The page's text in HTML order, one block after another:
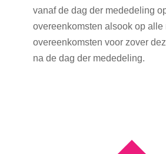
vanaf de dag der mededeling
overeenkomsten alsook op
overeenkomsten voor zover
na de dag der mededeling.